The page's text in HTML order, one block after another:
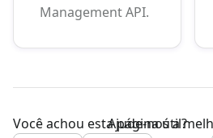
Management API.
Você achou esta página útil?
Ajude-nos a